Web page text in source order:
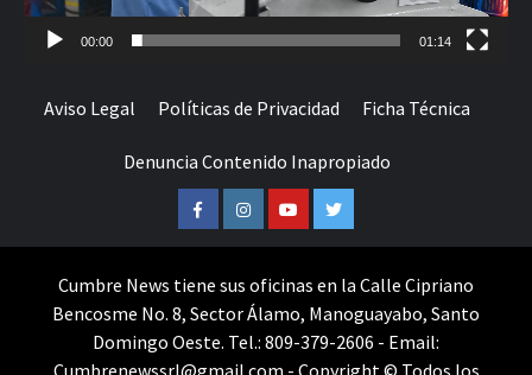
00:00 01:14
Aviso Legal Políticas de Privacidad Ficha Técnica
Denuncia Contenido Inapropiado
FacebookInstagramYoutubeTwitter
Cumbre News tiene sus oficinas en la Calle Cipriano
Bencosme No. 8, Sector Álamo, Manoguayabo, Santo
Domingo Oeste. Tel.: 809-379-2606 - Email:
Cumbrenewssrl@gmail.com - Copyright © Todos los